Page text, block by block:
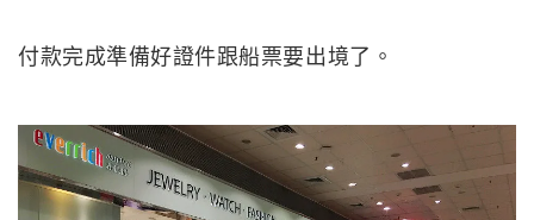
付款完成準備好證件跟船票要出境了。